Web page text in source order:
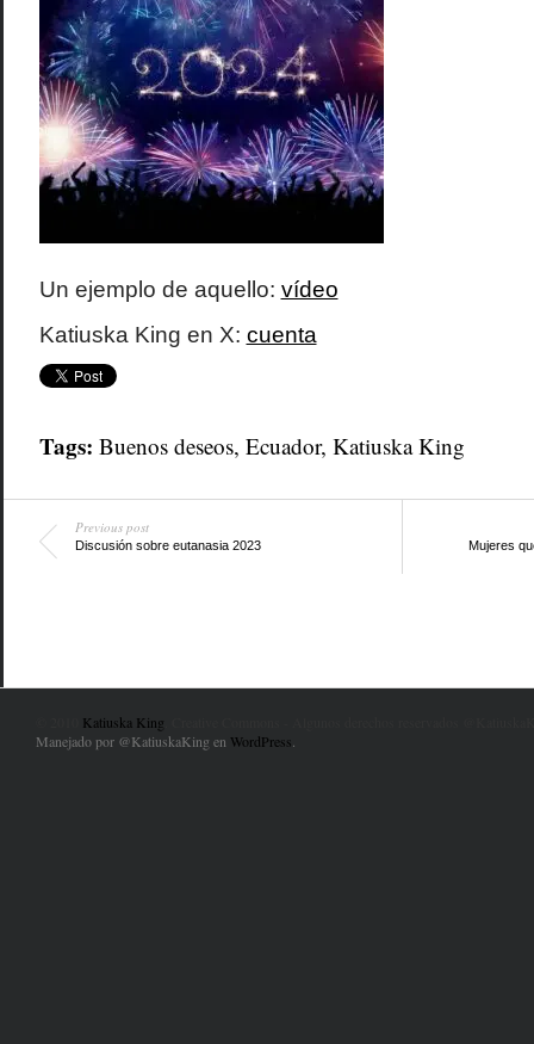
Un ejemplo de aquello: vídeo
Katiuska King en X: cuenta
Tags: Buenos deseos, Ecuador, Katiuska King
Previous post
Discusión sobre eutanasia 2023 Mujeres
Katiuska King
Manejado por @KatiuskaKing en WordPress